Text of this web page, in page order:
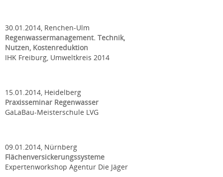
30.01.2014, Renchen-Ulm
Regenwassermanagement. Technik,
Nutzen, Kostenreduktion
IHK Freiburg, Umweltkreis 2014
15.01.2014, Heidelberg
Praxisseminar Regenwasser
GaLaBau-Meisterschule LVG
09.01.2014, Nürnberg
Flächenversickerungssysteme
Expertenworkshop Agentur Die Jäger